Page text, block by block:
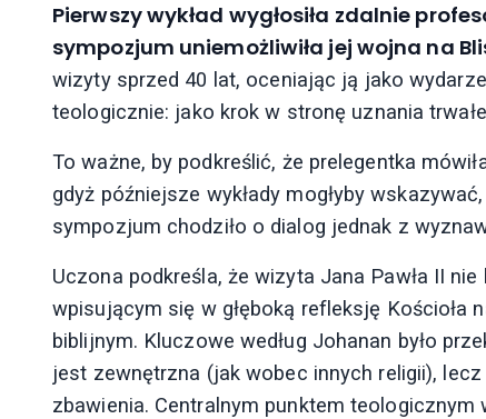
Pierwszy wykład wygłosiła zdalnie
sympozjum uniemożliwiła jej wojna na
wizyty sprzed 40 lat, oceniając ją jako
teologicznie: jako krok w stronę uznania
To ważne, by podkreślić, że prelegentka
gdyż późniejsze wykłady mogłyby
sympozjum chodziło o dialog jednak z
Uczona podkreśla, że wizyta Jana Pawła II
wpisującym się w głęboką refleksję Kościoła
biblijnym. Kluczowe według Johanan było
jest zewnętrzna (jak wobec innych religii),
zbawienia. Centralnym punktem teologicznym